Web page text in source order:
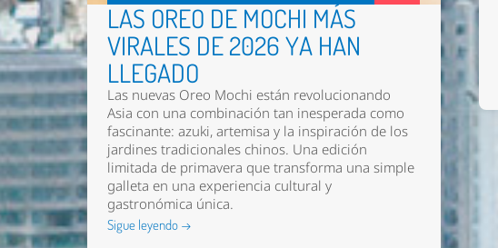
LAS OREO DE MOCHI MÁS
VIRALES DE 2026 YA HAN
LLEGADO
Las nuevas Oreo Mochi están revolucionando
Asia con una combinación tan inesperada como
fascinante: azuki, artemisa y la inspiración de los
jardines tradicionales chinos. Una edición
limitada de primavera que transforma una simple
galleta en una experiencia cultural y
gastronómica única.
Sigue leyendo →